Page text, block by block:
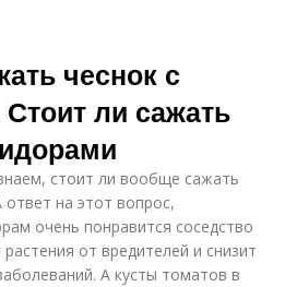
чеснок с
ли сажать
стоит ли вообще сажать
на этот вопрос,
очень понравится соседство
от вредителей и снизит
А кусты томатов в